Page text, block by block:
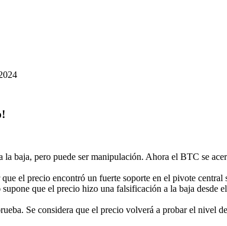
la baja, pero puede ser manipulación. Ahora el BTC se
el precio encontró un fuerte soporte en el pivote
que el precio hizo una falsificación a la baja
Se considera que el precio volverá a probar el nivel